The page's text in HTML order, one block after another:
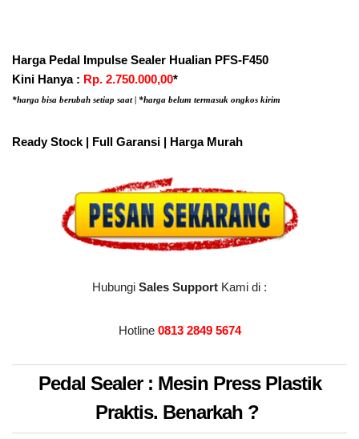
Harga Pedal Impulse Sealer Hualian PFS-F450
Kini Hanya : Rp. 2.750.000,00*
*harga bisa berubah setiap saat | *harga belum termasuk ongkos kirim
Ready Stock | Full Garansi | Harga Murah
Hubungi Sales Support Kami di :
Hotline 0813 2849 5674
Pedal Sealer : Mesin Press Plastik
Praktis. Benarkah ?